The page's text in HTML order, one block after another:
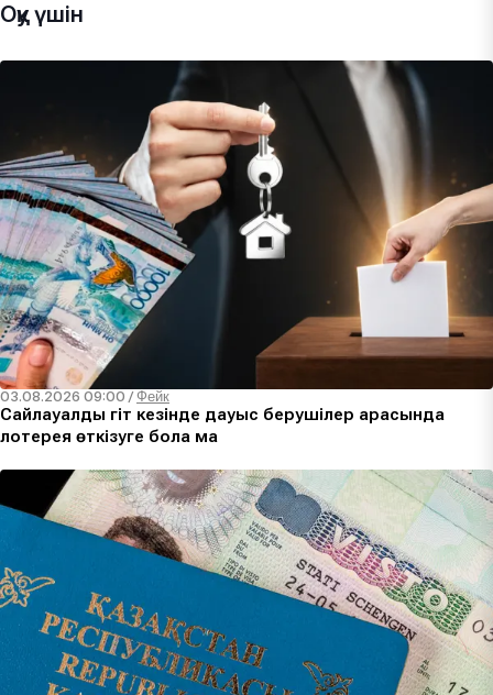
Оқу үшін
03.08.2026 09:00 /Фейк
Сайлауалды үгіт кезінде дауыс берушілер арасында
лотерея өткізуге бола ма